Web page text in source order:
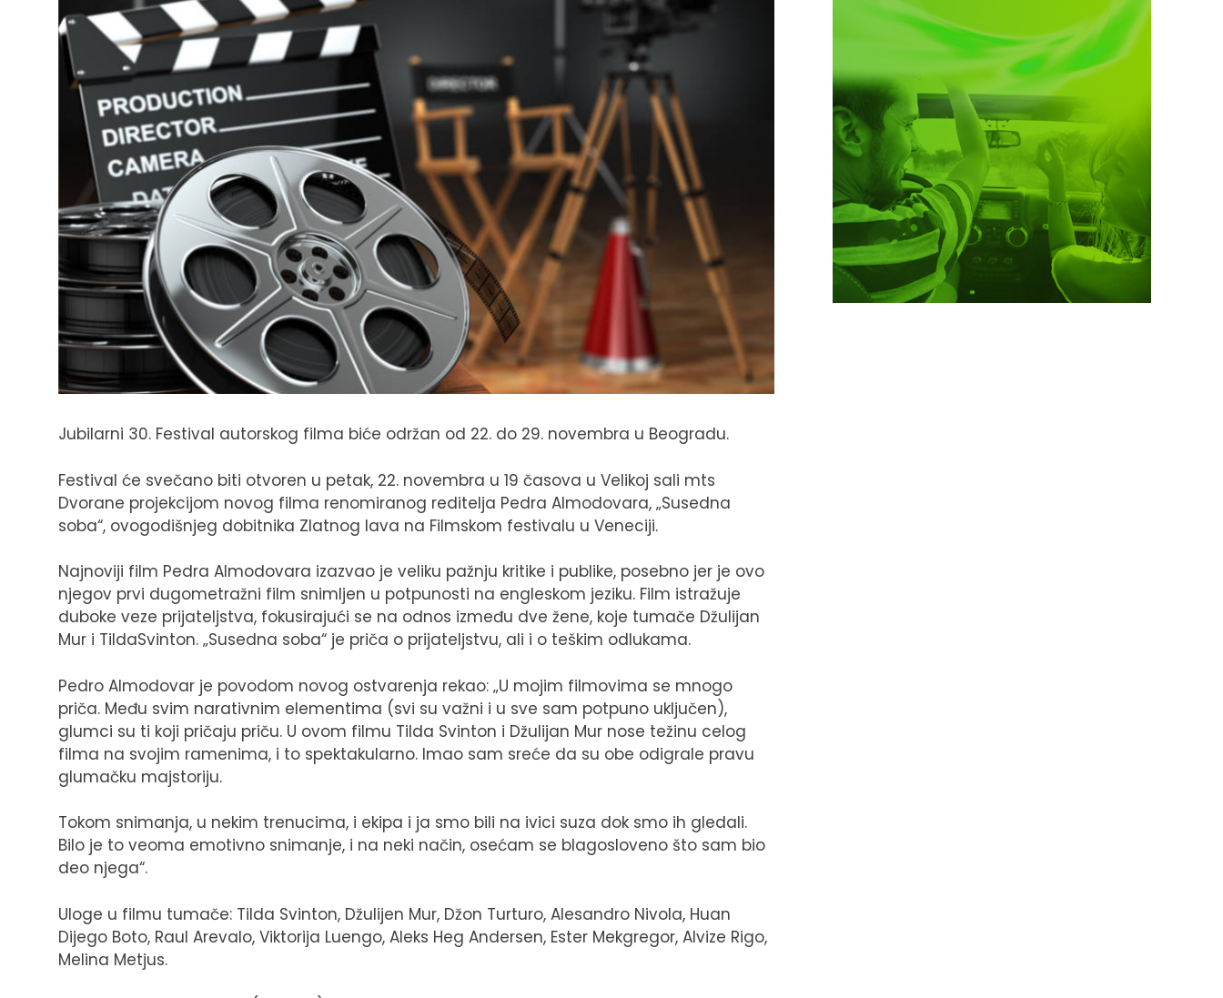
Jubilarni 30. Festival autorskog filma biće održan od 22. do 29. novembra u Beogradu.
Festival će svečano biti otvoren u petak, 22. novembra u 19 časova u Velikoj sali mts
Dvorane projekcijom novog filma renomiranog reditelja Pedra Almodovara, „Susedna
soba“, ovogodišnjeg dobitnika Zlatnog lava na Filmskom festivalu u Veneciji.
Najnoviji film Pedra Almodovara izazvao je veliku pažnju kritike i publike, posebno jer je ovo
njegov prvi dugometražni film snimljen u potpunosti na engleskom jeziku. Film istražuje
duboke veze prijateljstva, fokusirajući se na odnos između dve žene, koje tumače Džulijan
Mur i TildaSvinton. „Susedna soba“ je priča o prijateljstvu, ali i o teškim odlukama.
Pedro Almodovar je povodom novog ostvarenja rekao: „U mojim filmovima se mnogo
priča. Među svim narativnim elementima (svi su važni i u sve sam potpuno uključen),
glumci su ti koji pričaju priču. U ovom filmu Tilda Svinton i Džulijan Mur nose težinu celog
filma na svojim ramenima, i to spektakularno. Imao sam sreće da su obe odigrale pravu
glumačku majstoriju.
Tokom snimanja, u nekim trenucima, i ekipa i ja smo bili na ivici suza dok smo ih gledali.
Bilo je to veoma emotivno snimanje, i na neki način, osećam se blagosloveno što sam bio
deo njega“.
Uloge u filmu tumače: Tilda Svinton, Džulijen Mur, Džon Turturo, Alesandro Nivola, Huan
Dijego Boto, Raul Arevalo, Viktorija Luengo, Aleks Heg Andersen, Ester Mekgregor, Alvize Rigo,
Melina Metjus.